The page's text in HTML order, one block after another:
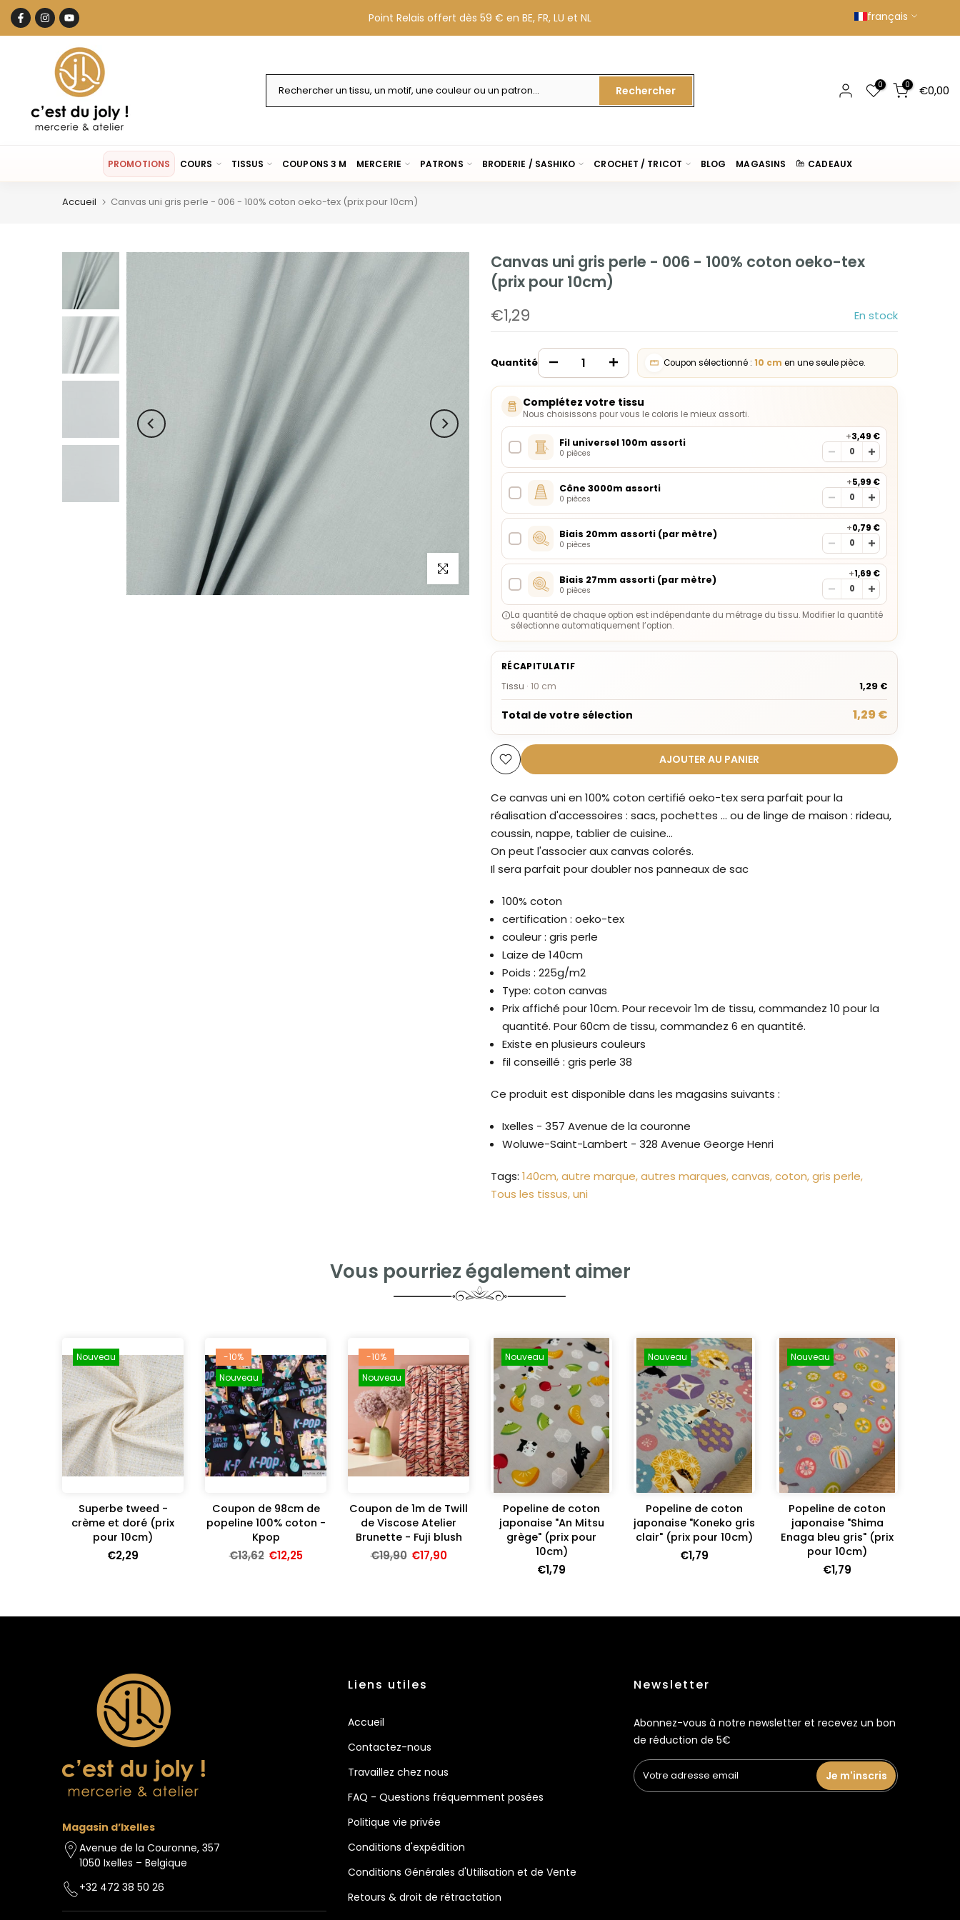
Aller
au
Point Relais offert dès 59 € en BE, FR, LU et NL français
Rechercher 0 0 €0,00
PROMOTIONS COURS TISSUS COUPONS 3 M MERCERIE PATRONS BRODERIE / SASHIKO CROCHET / TRICOT BLOG MAGASINS CADEAUX
Accueil Canvas uni gris perle - 006 - 100% coton oeko-tex (prix pour 10cm)
Cliquez pour agrandir
Canvas uni gris perle - 006 - 100% coton oeko-tex
(prix pour 10cm)
€1,29 En stock
Quantité Coupon sélectionné : 10 cm en une seule pièce.
Complétez votre tissu
Nous choisissons pour vous le coloris le mieux assorti.
Fil universel 100m assorti
0 pièces
+3,49 €
Cône 3000m assorti
0 pièces
+5,99 €
Biais 20mm assorti (par mètre)
0 pièces
+0,79 €
Biais 27mm assorti (par mètre)
0 pièces
+1,69 €
La quantité de chaque option est indépendante du métrage du tissu. Modifier la quantité
sélectionne automatiquement l’option.
RÉCAPITULATIF
Tissu · 10 cm 1,29 €
Total de votre sélection 1,29 €
AJOUTER AU PANIER
Ce canvas uni en 100% coton certifié oeko-tex sera parfait pour la
réalisation d'accessoires : sacs, pochettes ... ou de linge de maison : rideau,
coussin, nappe, tablier de cuisine...
On peut l'associer aux canvas colorés.
Il sera parfait pour doubler nos panneaux de sac
100% coton
certification : oeko-tex
couleur : gris perle
Laize de 140cm
Poids : 225g/m2
Type: coton canvas
Prix affiché pour 10cm. Pour recevoir 1m de tissu, commandez 10 pour la
quantité. Pour 60cm de tissu, commandez 6 en quantité.
Existe en plusieurs couleurs
fil conseillé : gris perle 38
Ce produit est disponible dans les magasins suivants :
Ixelles - 357 Avenue de la couronne
Woluwe-Saint-Lambert - 328 Avenue George Henri
Tags: 140cm autre marque autres marques canvas coton gris perle
Tous les tissus uni
Vous pourriez également aimer
Nouveau
Superbe tweed -
crème et doré (prix
pour 10cm)
€2,29
-10%
Nouveau
Coupon de 98cm de
popeline 100% coton -
Kpop
€13,62 €12,25
-10%
Nouveau
Coupon de 1m de Twill
de Viscose Atelier
Brunette - Fuji blush
€19,90 €17,90
Nouveau
Popeline de coton
japonaise "An Mitsu
grège" (prix pour
10cm)
€1,79
Nouveau
Popeline de coton
japonaise "Koneko gris
clair" (prix pour 10cm)
€1,79
Nouveau
Popeline de coton
japonaise "Shima
Enaga bleu gris" (prix
pour 10cm)
€1,79
Magasin d’Ixelles
Avenue de la Couronne, 357
1050 Ixelles – Belgique
+32 472 38 50 26
Liens utiles
Accueil
Contactez-nous
Travaillez chez nous
FAQ - Questions fréquemment posées
Politique vie privée
Conditions d'expédition
Conditions Générales d'Utilisation et de Vente
Retours & droit de rétractation
Newsletter
Abonnez-vous à notre newsletter et recevez un bon
de réduction de 5€
Je m'inscris